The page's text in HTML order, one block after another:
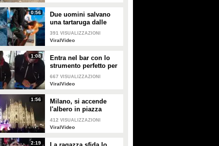
0:56
Due uomini salvano
una tartaruga dalle
fauci di uno squalo
tigre affamato
391 VISUALIZZAZIONI
ViralVideo
1:08
Entra nel bar con lo
strumento perfetto per
consumare la
colazione da asporto
667 VISUALIZZAZIONI
ViralVideo
1:56
Milano, si accende
l'albero in piazza
Duomo
412 VISUALIZZAZIONI
ViralVideo
2:19